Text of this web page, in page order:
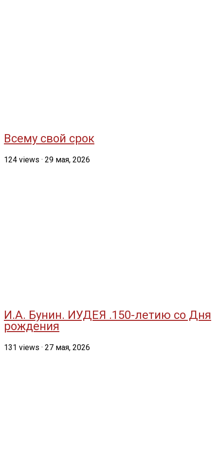
Всему свой срок
124 views · 29 мая, 2026
И.А. Бунин. ИУДЕЯ .150-летию со Дня
рождения
131 views · 27 мая, 2026